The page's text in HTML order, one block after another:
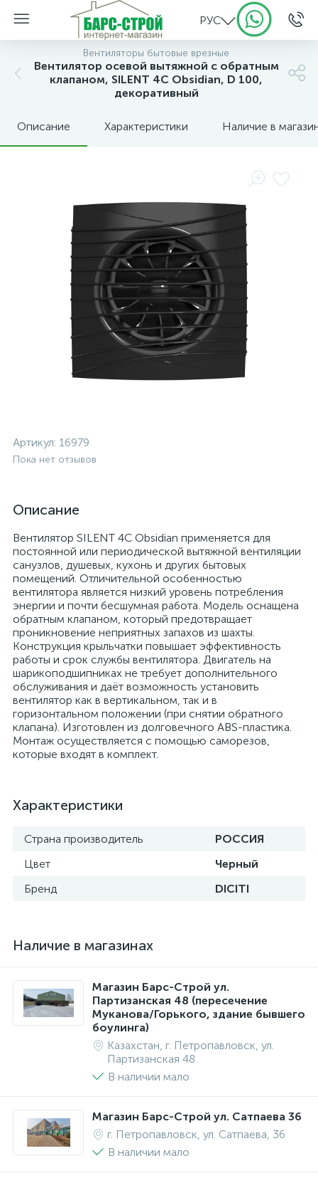
РУС
Вентиляторы бытовые врезные
Вентилятор осевой вытяжной с обратным
клапаном, SILENT 4C Obsidian, D 100,
декоративный
Описание Характеристики Наличие в
Артикул: 16979
Пока нет отзывов
Описание
Вентилятор SILENT 4C Obsidian применяется для
постоянной или периодической вытяжной вентиляции
санузлов, душевых, кухонь и других бытовых
помещений. Отличительной особенностью
вентилятора является низкий уровень потребления
энергии и почти бесшумная работа. Модель оснащена
обратным клапаном, который предотвращает
проникновение неприятных запахов из шахты.
Конструкция крыльчатки повышает эффективность
работы и срок службы вентилятора. Двигатель на
шарикоподшипниках не требует дополнительного
обслуживания и даёт возможность установить
вентилятор как в вертикальном, так и в
горизонтальном положении (при снятии обратного
клапана). Изготовлен из долговечного ABS-пластика.
Монтаж осуществляется с помощью саморезов,
которые входят в комплект.
Характеристики
Страна производитель
РОССИЯ
Цвет
Черный
Бренд
DICITI
Наличие в магазинах
Магазин Барс-Строй ул.
Партизанская 48 (пересечение
Муканова/Горького, здание бывшего
боулинга)
Казахстан, г. Петропавловск, ул.
Партизанская 48
В наличии мало
Магазин Барс-Строй ул. Сатпаева 36
г. Петропавловск, ул. Сатпаева, 36
В наличии мало